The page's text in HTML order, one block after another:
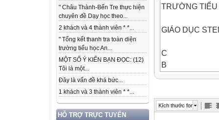
" Châu Thành-Bến Tre thực hiện
chuyên đề Dạy học theo...
2 khách và 4 thành viên * *...
" Tổng kết thanh tra toàn diện
trường tiểu học An...
MỘT SỐ Ý KIẾN BẠN ĐỌC: (12)
Tôi là một...
Đây là vấn đề khá bức...
1 khách và 3 thành viên * *...
HỖ TRỢ TRỰC TUYẾN
TRƯỜNG
GIÁO DỤC
C
B
H
Kích thước font